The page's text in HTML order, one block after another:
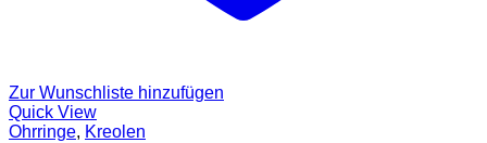
Zur Wunschliste hinzufügen
Quick View
Ohrringe, Kreolen